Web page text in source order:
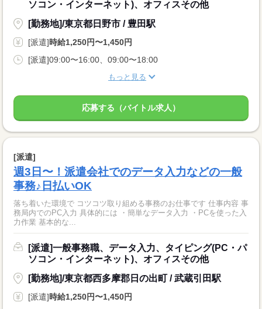
ソコン・インターネット)、オフィスその他
[勤務地]/東京都日野市 / 豊田駅
[派遣]時給1,250円〜1,450円
[派遣]09:00〜16:00、09:00〜18:00
もっと見る
応募する（バイトル求人）
[派遣]
週3日〜！派遣会社でのデータ入力などの一般
事務♪日払いOK
落ち着いた環境で コツコツ取り組める事務のお仕事です 仕事内容 事
務局内でのPC入力 具体的には ・簡単なデータ入力 ・PCを使った入
力作業 基本的な...
[派遣]一般事務職、データ入力、タイピング(PC・パ
ソコン・インターネット)、オフィスその他
[勤務地]/東京都西多摩郡日の出町 / 武蔵引田駅
[派遣]時給1,250円〜1,450円